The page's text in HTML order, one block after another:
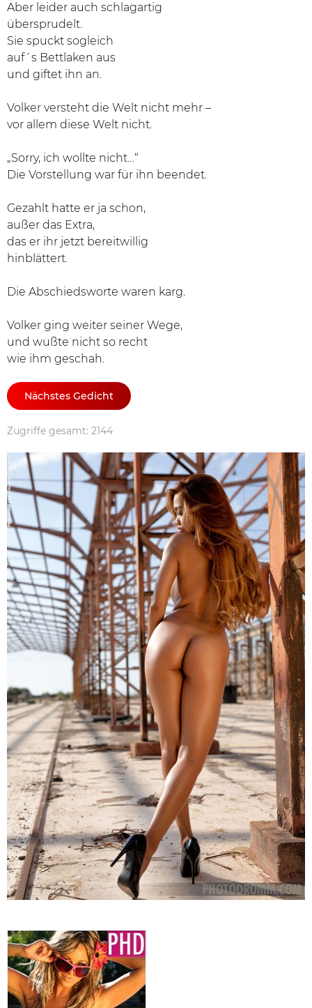
Aber leider auch schlagartig
übersprudelt.
Sie spuckt sogleich
auf´s Bettlaken aus
und giftet ihn an.
Volker versteht die Welt nicht mehr –
vor allem diese Welt nicht.
„Sorry, ich wollte nicht…“
Die Vorstellung war für ihn beendet.
Gezahlt hatte er ja schon,
außer das Extra,
das er ihr jetzt bereitwillig
hinblättert.
Die Abschiedsworte waren karg.
Volker ging weiter seiner Wege,
und wußte nicht so recht
wie ihm geschah.
Nächstes Gedicht
Zugriffe gesamt: 2144